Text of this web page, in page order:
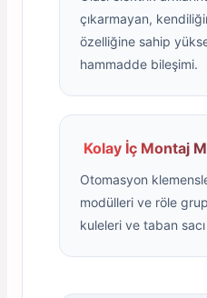
çıkarmayan,
özelliğine sahip
hammadde bileşimi.
Kolay İç Montaj
Otomasyon
modülleri ve röle
kuleleri ve taban